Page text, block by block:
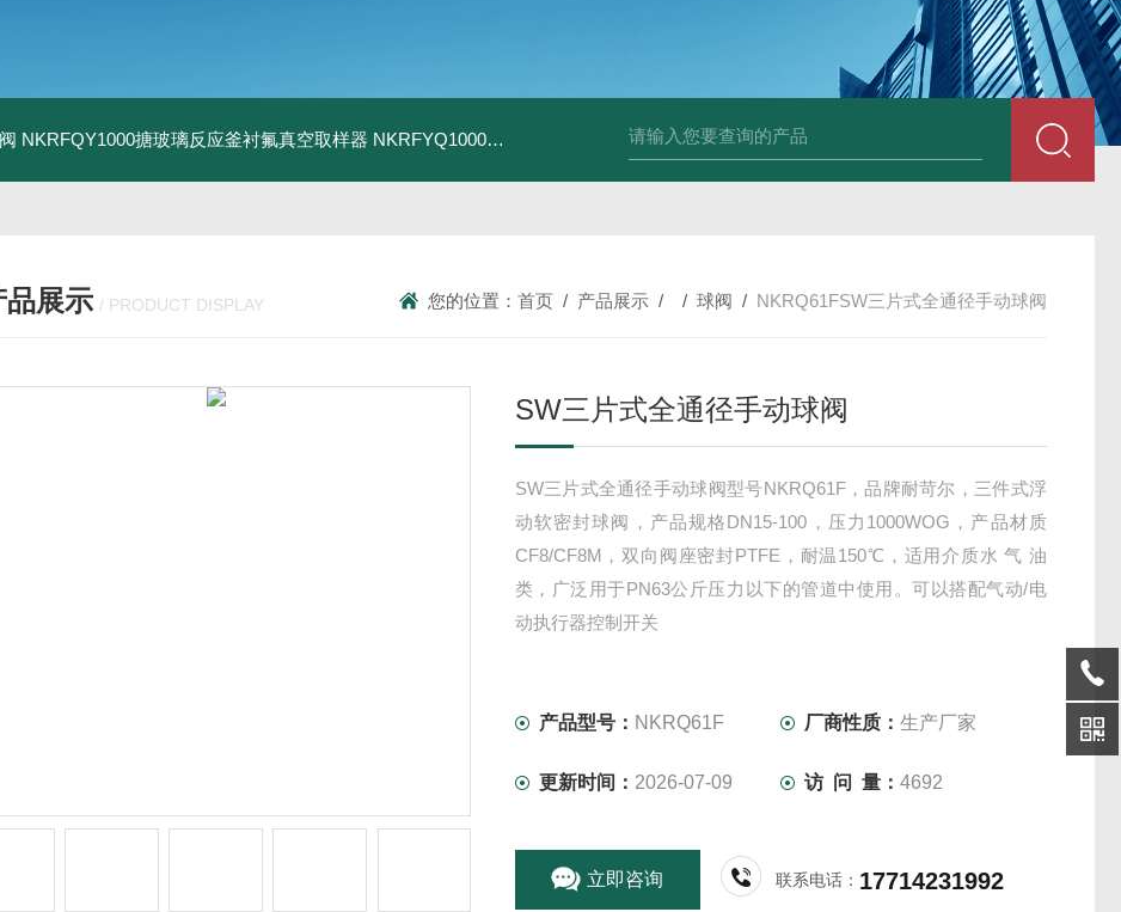
NKRFQY1000搪玻璃反应釜衬氟真空取样器 NKRFYQ1000电动密闭取样装置 NKRQ61FSW三片式全通径手动球阀 NKRQ71FPN16对夹式
品展示 / PRODUCT DISPLAY 您的位置： 首页 / 产品展示 / / 球阀 / NKRQ61FSW三片式全通径手动球阀
SW三片式全通径手动球阀
SW三片式全通径手动球阀型号NKRQ61F，品牌耐苛尔，三件式浮
动软密封球阀，产品规格DN15-100，压力1000WOG，产品材质
CF8/CF8M，双向阀座密封PTFE，耐温150℃，适用介质水 气 油
类，广泛用于PN63公斤压力以下的管道中使用。可以搭配气动/电
动执行器控制开关
产品型号： NKRQ61F 厂商性质：生产厂家
更新时间： 2026-07-09 访 问 量：4692
立即咨询 联系电话： 17714231992